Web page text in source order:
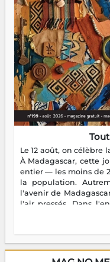
Le 12 août, on célèbre
À Madagascar, cette
entier — les moins de
la population.
l'avenir de
l'air pressés. Dans
plus nombreux à se
sans filet, souvent
dorment vraiment la
encore meilleures.